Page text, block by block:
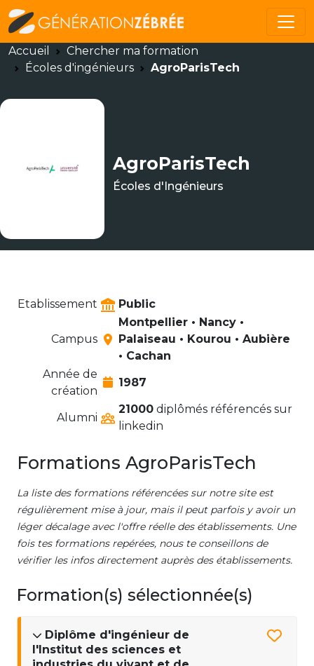
Accueil
Chercher ma formation
Écoles d'ingénieurs
AgroParisTech
AgroParisTech
Écoles d'Ingénieurs
Etablissement Public
Campus
Montpellier • Nancy •
Palaiseau • Kourou • Aubière
• Cachan
Année de
création
1987
Alumni
21000 diplômés référencés sur
linkedin
Formations AgroParisTech
La liste des formations référencées sur notre site est
régulièrement mise à jour, mais il peut parfois y avoir un
léger décalage avec l'offre réelle des établissements. Une
fois tes formations repérées, nous te conseillons de
vérifier les infos directement auprès des établissements.
Formation(s) sélectionnée(s)
Diplôme d'ingénieur de
l'Institut des sciences et